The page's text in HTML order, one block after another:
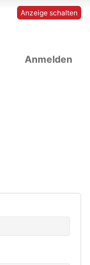
Anzeige schalten
Anmelden